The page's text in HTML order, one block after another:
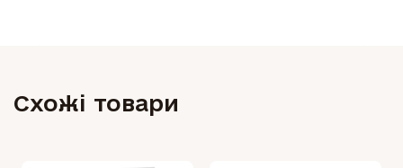
Схожі товари